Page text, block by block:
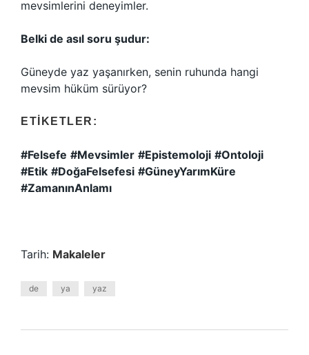
mevsimlerini deneyimler.
Belki de asıl soru şudur:
Güneyde yaz yaşanırken, senin ruhunda hangi
mevsim hüküm sürüyor?
ETIKETLER:
#Felsefe #Mevsimler #Epistemoloji #Ontoloji
#Etik #DoğaFelsefesi #GüneyYarımKüre
#ZamanınAnlamı
Tarih: Makaleler
de ya yaz